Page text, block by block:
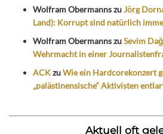
Wolfram ObermannszuJörg
Land): Korrupt sind natürlich
Wolfram ObermannszuSevim
Wehrmacht in einer
ACKzuWie ein Hardcorekonzert
„palästinensische“ Aktivisten
Aktuell oft